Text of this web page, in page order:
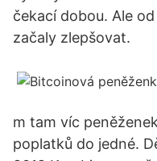
čekací dobou. Ale
začaly zlepšovat.
m tam víc
poplatků do jedné.